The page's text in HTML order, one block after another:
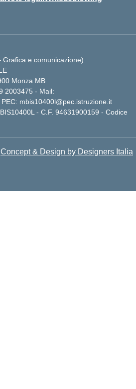
Grafica e comunicazione)
Monza MB
2003475 - Mail:
mbis10400l@pec.istruzione.it
- C.F. 94631900159 - Codice
Concept & Design by Designers Italia